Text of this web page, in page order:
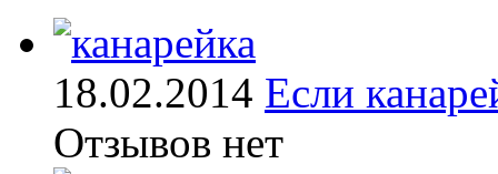
18.02.2014 Если
Отзывов нет